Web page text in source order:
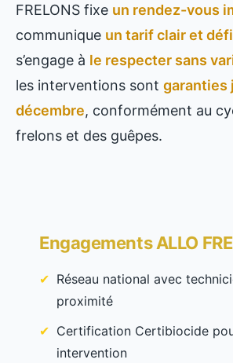
FRELONS fixe un rendez-vous
communique un tarif clair et
s’engage à le respecter sans
les interventions sont garanties
décembre, conformément au
frelons et des guêpes.
Engagements ALLO
Réseau national avec
proximité
Certification Certibiocide
intervention